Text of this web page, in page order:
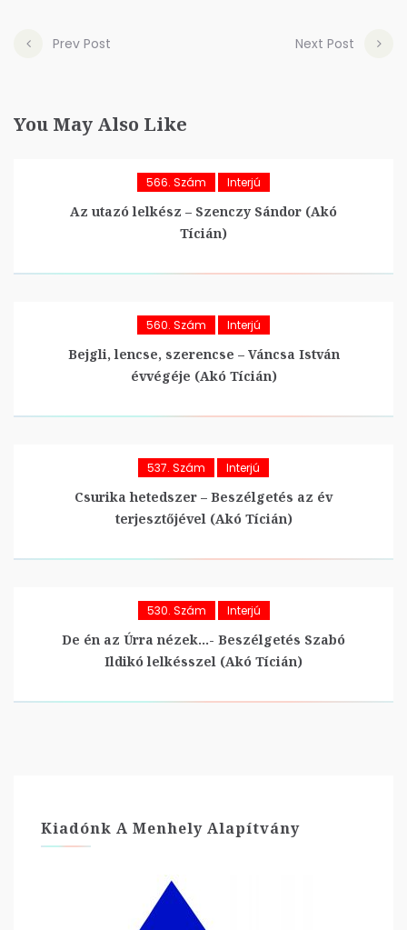
Prev Post Next Post
You May Also Like
566. Szám Interjú
Az utazó lelkész – Szenczy Sándor (Akó
Tícián)
560. Szám Interjú
Bejgli, lencse, szerencse – Váncsa István
évvégéje (Akó Tícián)
537. Szám Interjú
Csurika hetedszer – Beszélgetés az év
terjesztőjével (Akó Tícián)
530. Szám Interjú
De én az Úrra nézek…- Beszélgetés Szabó
Ildikó lelkésszel (Akó Tícián)
Kiadónk A Menhely Alapítvány